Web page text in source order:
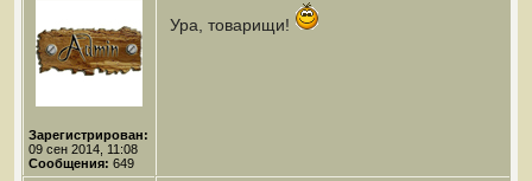
Зарегистрирован:
09 сен 2014, 11:08
Сообщения: 649
Ура, товарищи!